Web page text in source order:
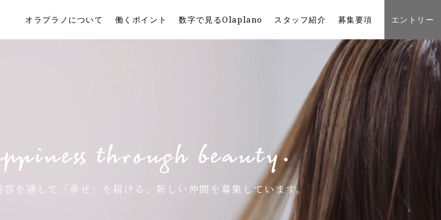
オラプラノについて 働くポイント 数字で見るOlaplano スタッフ紹介 募集要項 エントリー
容を通して「幸せ」を届ける、 新しい仲間を募集しています。